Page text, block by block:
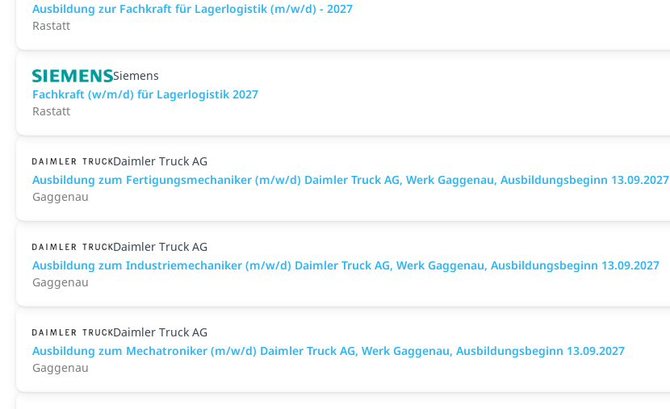
Ausbildung zur Fachkraft für Lagerlogistik (m/w/d) - 2027
Rastatt
Siemens
Fachkraft (w/m/d) für Lagerlogistik 2027
Rastatt
Daimler Truck AG
Ausbildung zum Fertigungsmechaniker (m/w/d) Daimler Truck AG, Werk Gaggenau, Ausbildungsbeginn 13.09.2027
Gaggenau
Daimler Truck AG
Ausbildung zum Industriemechaniker (m/w/d) Daimler Truck AG, Werk Gaggenau, Ausbildungsbeginn 13.09.2027
Gaggenau
Daimler Truck AG
Ausbildung zum Mechatroniker (m/w/d) Daimler Truck AG, Werk Gaggenau, Ausbildungsbeginn 13.09.2027
Gaggenau